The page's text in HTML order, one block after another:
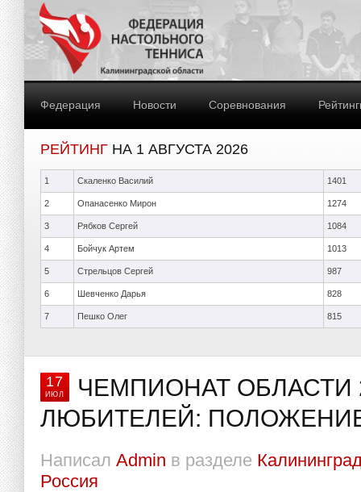
Федерация Новости Соревнования
РЕЙТИНГ НА 1 АВГУСТА 2026
1 Скаленко Василий 1401
2 Опанасенко Мирон 1274
3 Рябков Сергей 1084
4 Бойчук Артем 1013
5 Стрельцов Сергей 987
6 Шевченко Дарья 828
7 Пешко Олег 815
17
ИЮЛ
ЧЕМПИОНАТ ОБЛАСТИ
ЛЮБИТЕЛЕЙ:
Написал Admin в разделе
Россия